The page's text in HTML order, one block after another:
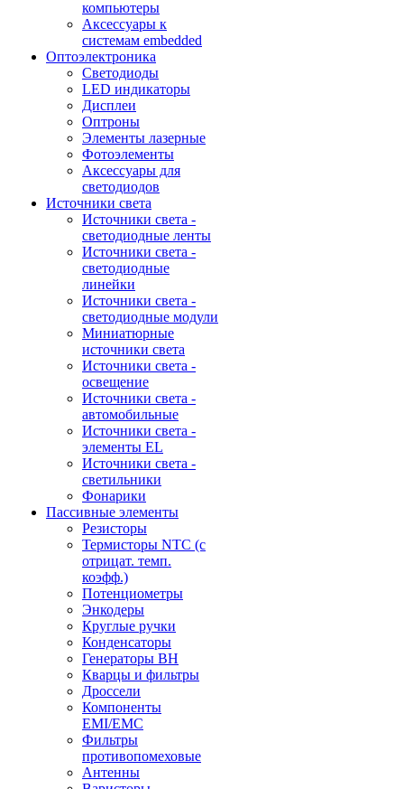
компьютеры
Аксессуары к
системам embedded
Oптоэлектроника
Светодиоды
LED индикаторы
Дисплеи
Оптроны
Элементы лазерные
Фотоэлементы
Аксессуары для
светодиодов
Источники света
Источники света -
светодиодные ленты
Источники света -
светодиодные
линейки
Источники света -
светодиодные модули
Миниатюрные
источники света
Источники света -
освещение
Источники света -
автомобильные
Источники света -
элементы EL
Источники света -
светильники
Фонарики
Пассивные элементы
Резисторы
Термисторы NTC (с
отрицат. темп.
коэфф.)
Потенциометры
Энкодеры
Круглые ручки
Конденсаторы
Генераторы ВН
Кварцы и фильтры
Дроссели
Компоненты
EMI/EMC
Фильтры
противопомеховые
Антенны